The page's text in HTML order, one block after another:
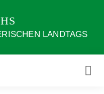
LANDTAGS